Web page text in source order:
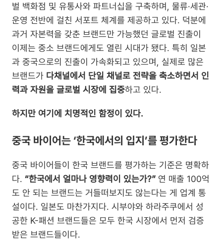
벌 백화점 및 유통사와 파트너십을 구축하며, 물류·세관·
운영 전반에 걸친 서포트 체계를 제공하고 있다. 덕분에
과거 자본력을 갖춘 브랜드만 가능했던 글로벌 진출이
이제는 중소 브랜드에게도 열린 시대가 됐다. 특히 일본
과 중국으로의 진출이 가속화되고 있으며, 실제로 많은
브랜드가 다채널에서 단일 채널로 전략을 축소하면서 인
력과 자원을 글로벌 시장에 집중하고 있다.
하지만 여기에 치명적인 함정이 있다.
중국 바이어는 ‘한국에서의 입지’를 평가한다
중국 바이어들이 한국 브랜드를 평가하는 기준은 명확하
다. “한국에서 얼마나 영향력이 있는가?” 연 매출 100억
도 안 되는 브랜드는 거들떠보지도 않는다는 게 업계 통
설이다. 일본도 마찬가지다. 시부야와 하라주쿠에서 성
공한 K-패션 브랜드들은 모두 한국 시장에서 먼저 검증
받은 브랜드들이다.